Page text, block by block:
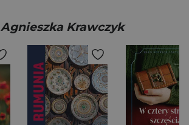
Agnieszka Krawczyk